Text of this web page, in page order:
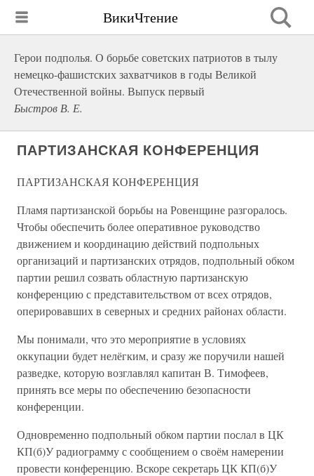
ВикиЧтение
Герои подполья. О борьбе советских патриотов в тылу
немецко-фашистских захватчиков в годы Великой
Отечественной войны. Выпуск первый
Быстров В. Е.
ПАРТИЗАНСКАЯ КОНФЕРЕНЦИЯ
ПАРТИЗАНСКАЯ КОНФЕРЕНЦИЯ
Пламя партизанской борьбы на Ровенщине разгоралось.
Чтобы обеспечить более оперативное руководство
движением и координацию действий подпольных
организаций и партизанских отрядов, подпольный обком
партии решил созвать областную партизанскую
конференцию с представительством от всех отрядов,
оперировавших в северных и средних районах области.
Мы понимали, что это мероприятие в условиях
оккупации будет нелёгким, и сразу же поручили нашей
разведке, которую возглавлял капитан В. Тимофеев,
принять все меры по обеспечению безопасности
конференции.
Одновременно подпольный обком партии послал в ЦК
КП(б)У радиограмму с сообщением о своём намерении
провести конференцию. Вскоре секретарь ЦК КП(б)У